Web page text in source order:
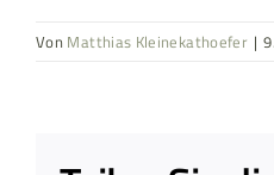
Von Matthias Kleinekathoefer |